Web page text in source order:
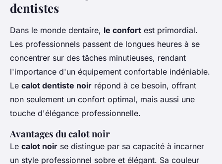
dentistes
Dans le monde dentaire, le confort est primordial.
Les professionnels passent de longues heures à se
concentrer sur des tâches minutieuses, rendant
l'importance d'un équipement confortable indéniable.
Le calot dentiste noir répond à ce besoin, offrant
non seulement un confort optimal, mais aussi une
touche d'élégance professionnelle.
Avantages du calot noir
Le calot noir se distingue par sa capacité à incarner
un style professionnel sobre et élégant. Sa couleur